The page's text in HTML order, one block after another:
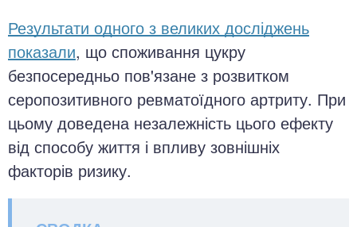
Результати одного з великих досліджень
показали, що споживання цукру
безпосередньо пов'язане з розвитком
серопозитивного ревматоїдного артриту. При
цьому доведена незалежність цього ефекту
від способу життя і впливу зовнішніх
факторів ризику.